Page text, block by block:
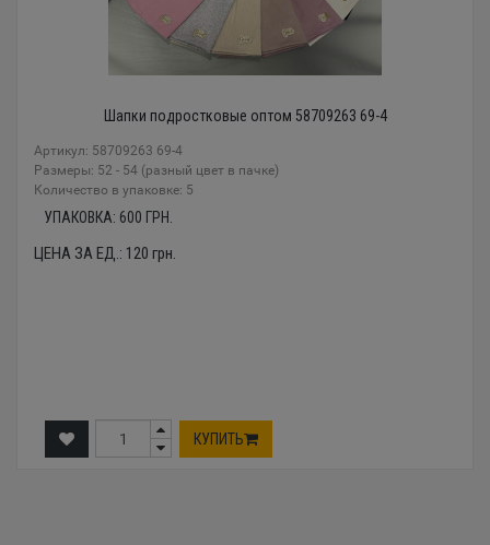
Шапки подростковые оптом 58709263 69-4
Артикул: 58709263 69-4
Размеры: 52 - 54 (разный цвет в пачке)
Количество в упаковке: 5
УПАКОВКА: 600 ГРН.
ЦЕНА ЗА ЕД.: 120 грн.
КУПИТЬ